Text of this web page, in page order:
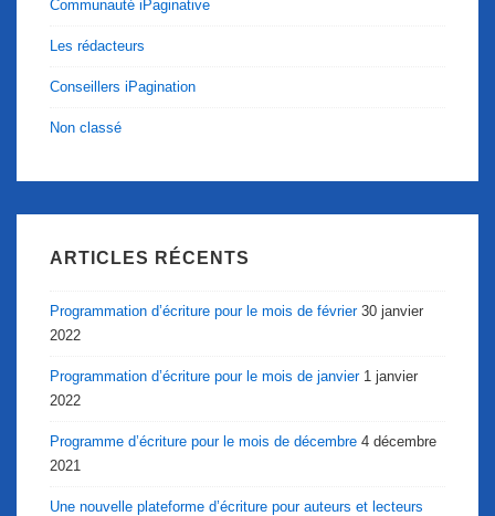
Communauté iPaginative
Les rédacteurs
Conseillers iPagination
Non classé
ARTICLES RÉCENTS
Programmation d’écriture pour le mois de février 30 janvier
2022
Programmation d’écriture pour le mois de janvier 1 janvier
2022
Programme d’écriture pour le mois de décembre 4 décembre
2021
Une nouvelle plateforme d’écriture pour auteurs et lecteurs